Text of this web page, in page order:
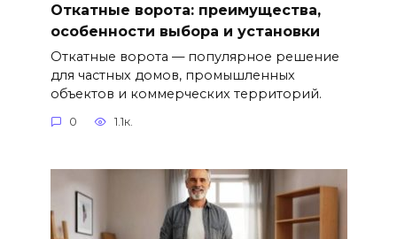
Откатные ворота: преимущества,
особенности выбора и установки
Откатные ворота — популярное решение
для частных домов, промышленных
объектов и коммерческих территорий.
0 1.1к.